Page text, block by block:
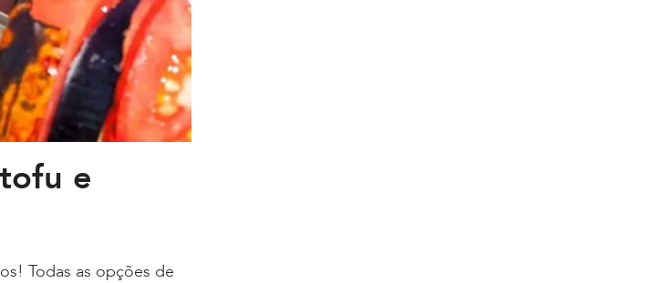
e
Todas as opções de